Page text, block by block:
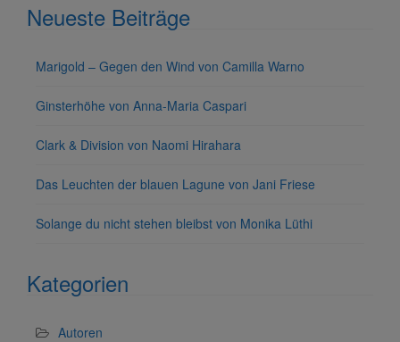
Neueste Beiträge
Marigold – Gegen den Wind von Camilla Warno
Ginsterhöhe von Anna-Maria Caspari
Clark & Division von Naomi Hirahara
Das Leuchten der blauen Lagune von Jani Friese
Solange du nicht stehen bleibst von Monika Lüthi
Kategorien
Autoren